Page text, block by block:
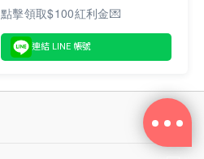
PREV 1
+
點擊領取$100紅利金💌
連結 LINE 帳號